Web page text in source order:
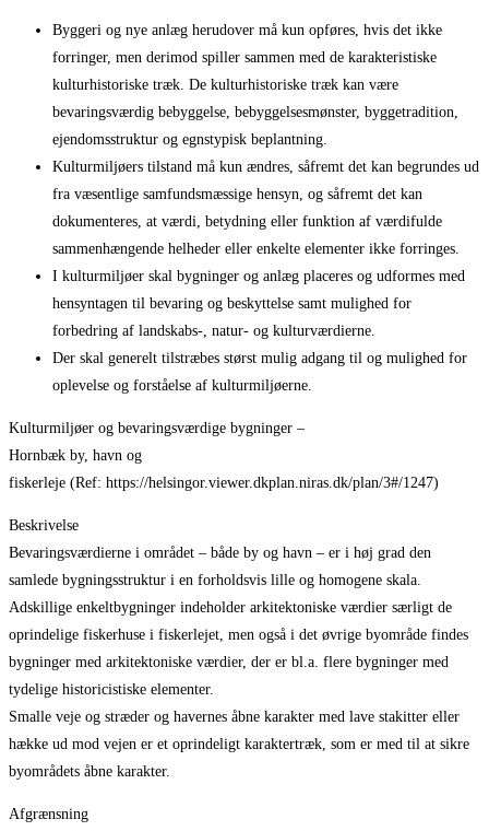
Byggeri og nye anlæg herudover må kun opføres, hvis det ikke
forringer, men derimod spiller sammen med de karakteristiske
kulturhistoriske træk. De kulturhistoriske træk kan være
bevaringsværdig bebyggelse, bebyggelsesmønster, byggetradition,
ejendomsstruktur og egnstypisk beplantning.
Kulturmiljøers tilstand må kun ændres, såfremt det kan begrundes ud
fra væsentlige samfundsmæssige hensyn, og såfremt det kan
dokumenteres, at værdi, betydning eller funktion af værdifulde
sammenhængende helheder eller enkelte elementer ikke forringes.
I kulturmiljøer skal bygninger og anlæg placeres og udformes med
hensyntagen til bevaring og beskyttelse samt mulighed for
forbedring af landskabs-, natur- og kulturværdierne.
Der skal generelt tilstræbes størst mulig adgang til og mulighed for
oplevelse og forståelse af kulturmiljøerne.
Kulturmiljøer og bevaringsværdige bygninger –
Hornbæk by, havn og
fiskerleje (Ref: https://helsingor.viewer.dkplan.niras.dk/plan/3#/1247)
Beskrivelse
Bevaringsværdierne i området – både by og havn – er i høj grad den
samlede bygningsstruktur i en forholdsvis lille og homogene skala.
Adskillige enkeltbygninger indeholder arkitektoniske værdier særligt de
oprindelige fiskerhuse i fiskerlejet, men også i det øvrige byområde findes
bygninger med arkitektoniske værdier, der er bl.a. flere bygninger med
tydelige historicistiske elementer.
Smalle veje og stræder og havernes åbne karakter med lave stakitter eller
hække ud mod vejen er et oprindeligt karaktertræk, som er med til at sikre
byområdets åbne karakter.
Afgrænsning